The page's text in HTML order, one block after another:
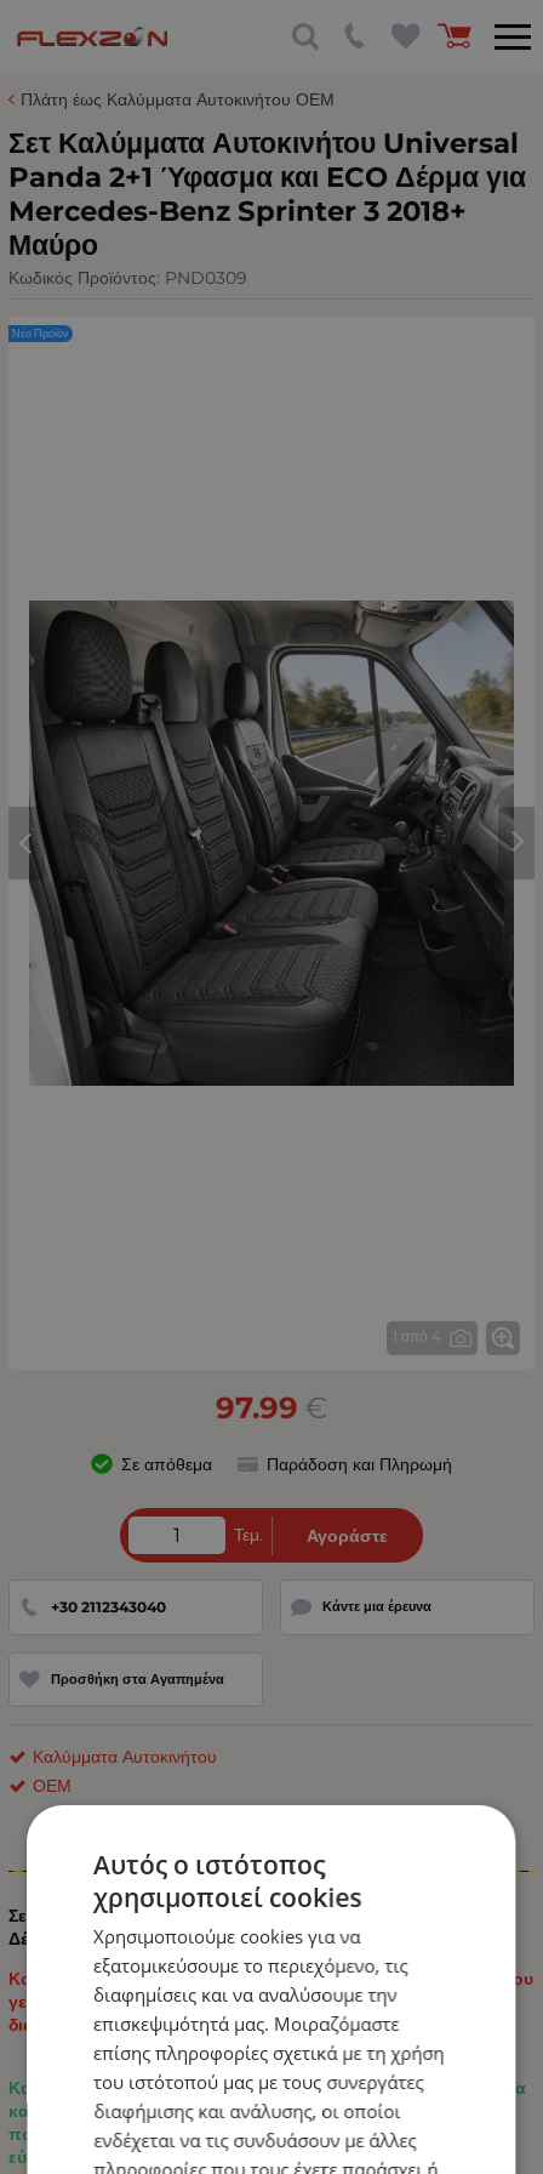
Πλάτη έως Καλύμματα Αυτοκινήτου ΟΕΜ
Σετ Καλύμματα Αυτοκινήτου Universal
Panda 2+1 Ύφασμα και ECO Δέρμα για
Mercedes-Benz Sprinter 3 2018+
Μαύρο
Κωδικός Προϊόντος: PND0309
1 από 4
Νέο Προϊόν
97.99 €
Σε απόθεμα Παράδοση και Πληρωμή
Τεμ. Αγοράστε
+30 2112343040 Κάντε μια έρευνα
Προσθήκη στα Αγαπημένα
Καλύμματα Αυτοκινήτου
ΟΕΜ
Πληροφορίες
Σετ Καλύμματα Αυτοκινήτου Panda 2+1 Ύφασμα και ECO
Δέρμα Εμπρός και Πίσω
Κομψό και πρακτικό σετ καλυμμάτων καθισμάτων αυτοκινήτου
γενικής χρήσης, που συνδυάζει μοντέρνο σχέδιο με
διακοσμητικές εξαγωνικές ραφές.
Κατασκευασμένο από συνδυασμό υψηλής ποιότητας Ύφασμα
και ECO Δέρμα, μαλακού υφάσματος και ανθεκτικού
πολυεστερικού υφάσματος για άνεση, ανθεκτικότητα και
εύκολη συντήρηση.
Αυτός ο ιστότοπος
χρησιμοποιεί cookies
Χρησιμοποιούμε cookies για να
εξατομικεύσουμε το περιεχόμενο, τις
διαφημίσεις και να αναλύσουμε την
επισκεψιμότητά μας. Μοιραζόμαστε
επίσης πληροφορίες σχετικά με τη χρήση
του ιστότοπού μας με τους συνεργάτες
διαφήμισης και ανάλυσης, οι οποίοι
ενδέχεται να τις συνδυάσουν με άλλες
πληροφορίες που τους έχετε παράσχει ή